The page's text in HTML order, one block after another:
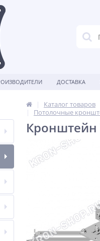
ДОСТАВКА
Каталог товаров
Потолочные
Кронштейн